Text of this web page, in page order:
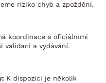
riziko chyb a zpoždění.
koordinace s oficiálními
validaci a vydávání.
K dispozici je několik